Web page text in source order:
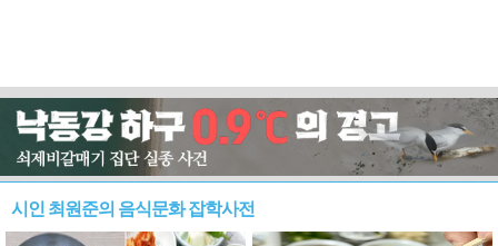
시인 최원준의 음식문화 잡학사전